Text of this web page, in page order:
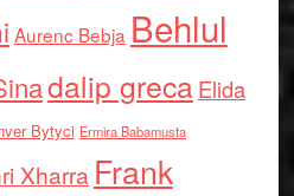
Aurenc Bebja Behlul
dalip grecaElida
Bytyci Ermira Babamusta
Xharra Frank